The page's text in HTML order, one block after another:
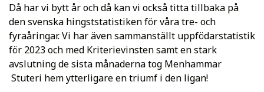
Då har vi bytt år och då kan vi också titta tillbaka på
den svenska hingststatistiken för våra tre- och
fyraåringar. Vi har även sammanställt uppfödarstatistik
för 2023 och med Kriterievinsten samt en stark
avslutning de sista månaderna tog Menhammar
Stuteri hem ytterligare en triumf i den ligan!